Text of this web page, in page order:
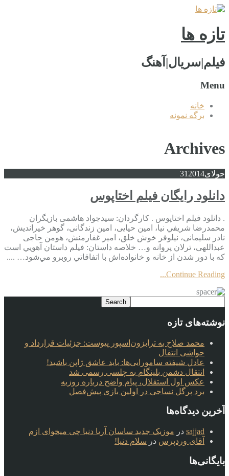
تازه ها
فیلم|سریال|آهنگ
Menu
خانه
برگه نمونه
Archives
جولای 31 2014
دانلود رایگان فیلم اختاپوس
. دانلود فیلم اختاپوس . کارگردان: سیدجواد هاشمی بازیگران
محمدرضا شريفي نيا، امین حیایی، امین زندگانی، گوهر خیراندیش،
نادر سلیمانی، نیلوفر خوش خلق، امیر غفارمنش، هومن حاجی
عبداللهی، ترلان پروانه و… خلاصه داستان: فيلم داستان آهويي است
كه با دور شدن از خانه و خانواده‌‌اش با اتفاقاتي روبرو مي‌شود… ....
Continue Reading...
نوشته‌های تازه
محمد صلاح به ترابزون‌اسپور پیوست: جزئیات قرارداد و
حواشی انتقال
عادل شیفته سامورایی‌ها: باید عاشق ژاپن باشید!
انتقال دشمن بلینگام به چلسی رسمی شد
عکس اول استقلال، پیام واضح درباره روزبه
برد پرگل نساجی در اولین بازی پیش‌فصل
آخرین دیدگاه‌ها
sajjad در موزیک جدید ساسان آریا دنیا چی میخوای ازم
آقای وردپرس در سلام دنیا!
بایگانی‌ها